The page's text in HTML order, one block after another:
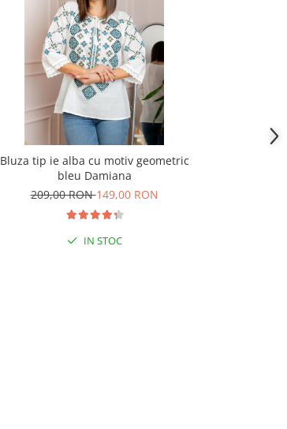
Bluza tip ie alba cu motiv geometric
bleu Damiana
209,00 RON149,00 RON
IN STOC